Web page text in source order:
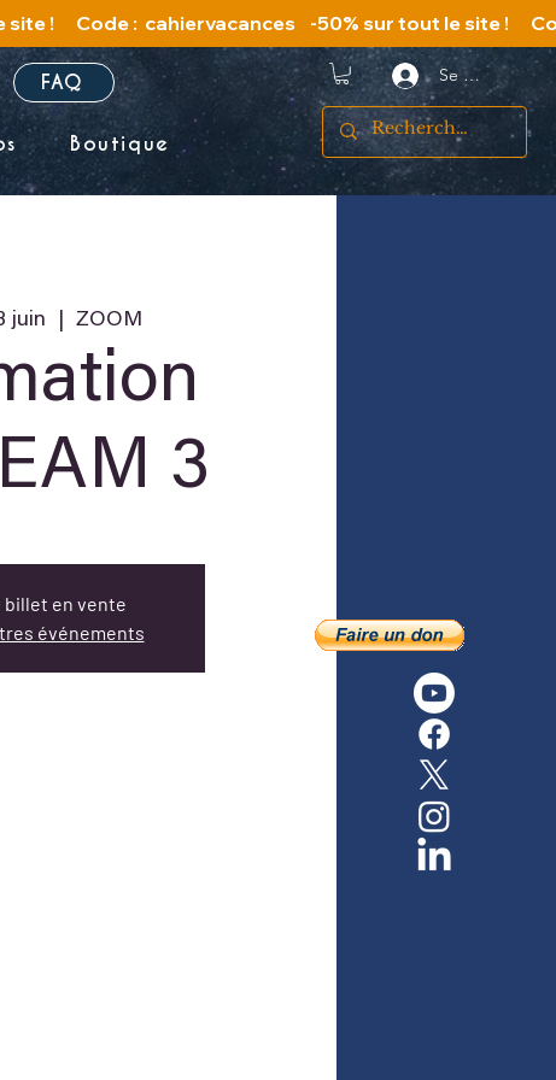
FAQ
Boutique
Se connecter
juin ZOOM
3
billet en vente
événements